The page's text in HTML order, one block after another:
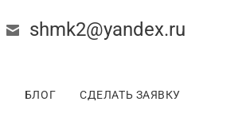
shmk2@yandex.ru
БЛОГ СДЕЛАТЬ ЗАЯВКУ